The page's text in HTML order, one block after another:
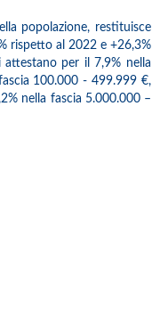
popolazione, restituisce
rispetto al 2022 e +26,3%
per il 7,9% nella
100.000 - 499.999 €,
nella fascia 5.000.000 –